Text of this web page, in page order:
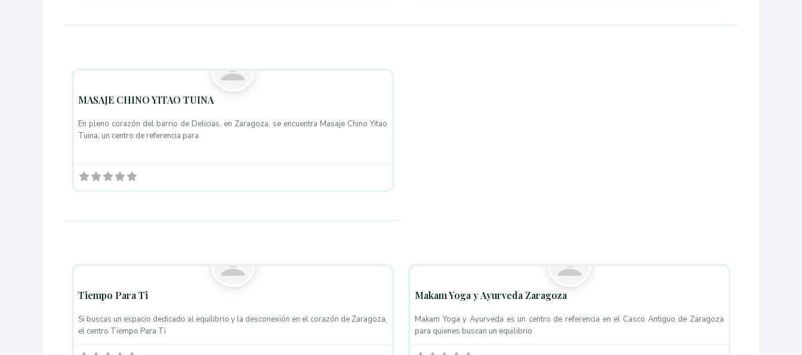
MASAJE CHINO YITAO TUINA
En pleno corazón del barrio de Delicias, en Zaragoza, se encuentra Masaje Chino Yitao
Tuina, un centro de referencia para
Tiempo Para Ti
Si buscas un espacio dedicado al equilibrio y la desconexión en el corazón de Zaragoza,
el centro Tiempo Para Ti
Makam Yoga y Ayurveda Zaragoza
Makam Yoga y Ayurveda es un centro de referencia en el Casco Antiguo de Zaragoza
para quienes buscan un equilibrio